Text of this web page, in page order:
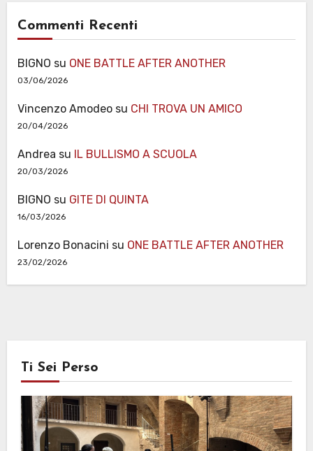
Commenti Recenti
BIGNO su ONE BATTLE AFTER ANOTHER
03/06/2026
Vincenzo Amodeosu CHI TROVA UN AMICO
20/04/2026
Andrea su IL BULLISMO A SCUOLA
20/03/2026
BIGNO su GITE DI QUINTA
16/03/2026
Lorenzo Bonacini su ONE BATTLE AFTER ANOTHER
23/02/2026
Ti Sei Perso